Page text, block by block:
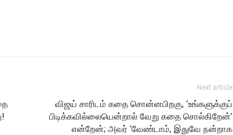
Next article
விஜய் சாரிடம் கதை சொன்னபிறகு, ‘உங்களுக்குப்
பிடிக்கவில்லையென்றால் வேறு கதை சொல்கிறேன்’
என்றேன்; அவர் ‘வேண்டாம், இதுவே நன்றாக